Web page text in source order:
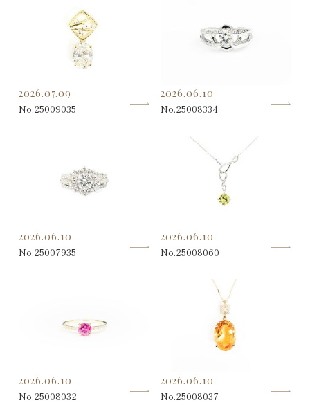
2026.07.09
No.25009035
2026.06.10
No.25008334
2026.06.10
No.25007935
2026.06.10
No.25008060
2026.06.10
No.25008032
2026.06.10
No.25008037